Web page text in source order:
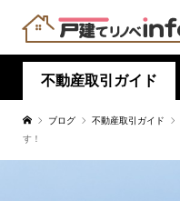
不動産取引ガイド
ブログ 不動産取引ガイド
す！